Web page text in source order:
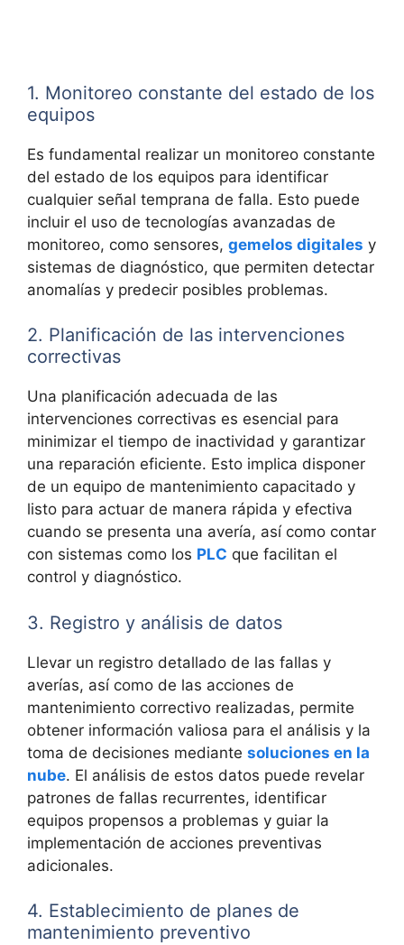
1. Monitoreo constante del estado de los
equipos
Es fundamental realizar un monitoreo constante
del estado de los equipos para identificar
cualquier señal temprana de falla. Esto puede
incluir el uso de tecnologías avanzadas de
monitoreo, como sensores, gemelos digitales y
sistemas de diagnóstico, que permiten detectar
anomalías y predecir posibles problemas.
2. Planificación de las intervenciones
correctivas
Una planificación adecuada de las
intervenciones correctivas es esencial para
minimizar el tiempo de inactividad y garantizar
una reparación eficiente. Esto implica disponer
de un equipo de mantenimiento capacitado y
listo para actuar de manera rápida y efectiva
cuando se presenta una avería, así como contar
con sistemas como los PLC que facilitan el
control y diagnóstico.
3. Registro y análisis de datos
Llevar un registro detallado de las fallas y
averías, así como de las acciones de
mantenimiento correctivo realizadas, permite
obtener información valiosa para el análisis y la
toma de decisiones mediante soluciones en la
nube. El análisis de estos datos puede revelar
patrones de fallas recurrentes, identificar
equipos propensos a problemas y guiar la
implementación de acciones preventivas
adicionales.
4. Establecimiento de planes de
mantenimiento preventivo